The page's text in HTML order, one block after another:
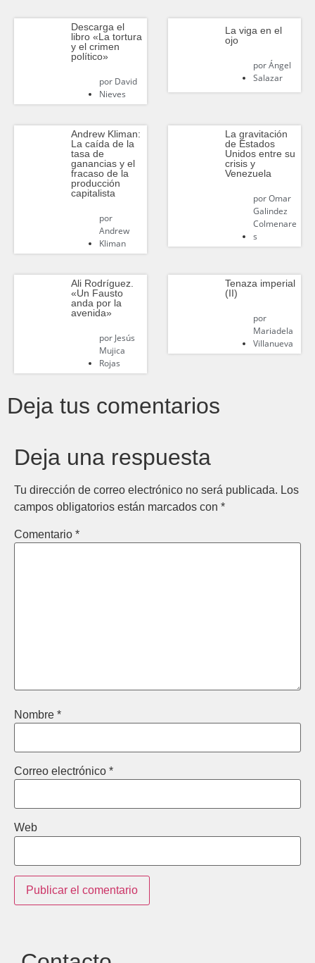
Descarga el
libro «La tortura
y el crimen
político»
porDavid
Nieves
La viga en el
ojo
porÁngel
Salazar
Andrew Kliman:
La caída de la
tasa de
ganancias y el
fracaso de la
producción
capitalista
por
Andrew
Kliman
La gravitación
de Estados
Unidos entre su
crisis y
Venezuela
porOmar
Galindez
Colmenare
s
Ali Rodríguez.
«Un Fausto
anda por la
avenida»
porJesús
Mujica
Rojas
Tenaza imperial
(II)
por
Mariadela
Villanueva
Deja tus comentarios
Deja una respuesta
Tu dirección de correo electrónico no será publicada. Los
campos obligatorios están marcados con *
Comentario *
Nombre *
Correo electrónico *
Web